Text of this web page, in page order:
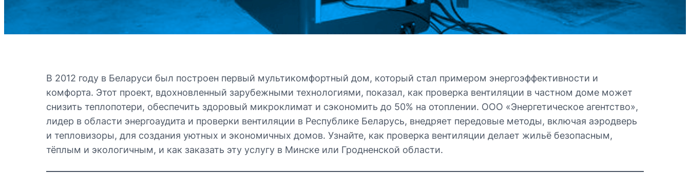
В 2012 году в Беларуси был построен первый мультикомфортный дом, который стал примером энергоэффективности и
комфорта. Этот проект, вдохновленный зарубежными технологиями, показал, как проверка вентиляции в частном доме может
снизить теплопотери, обеспечить здоровый микроклимат и сэкономить до 50% на отоплении. ООО «Энергетическое агентство»,
лидер в области энергоаудита и проверки вентиляции в Республике Беларусь, внедряет передовые методы, включая аэродверь
и тепловизоры, для создания уютных и экономичных домов. Узнайте, как проверка вентиляции делает жильё безопасным,
тёплым и экологичным, и как заказать эту услугу в Минске или Гродненской области.